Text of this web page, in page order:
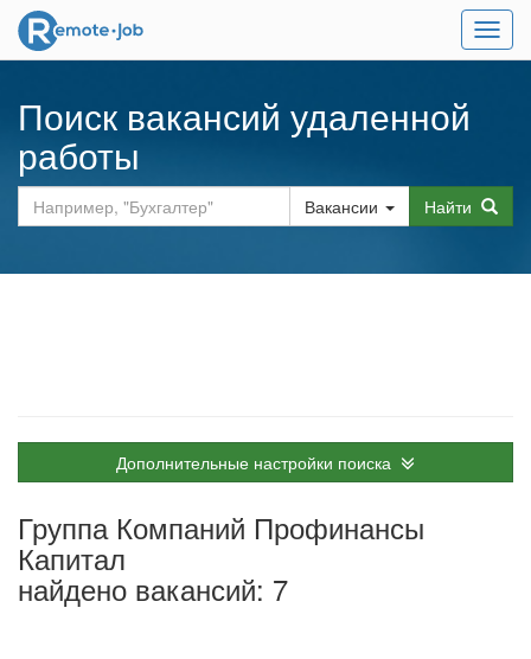
Меню
Поиск вакансий удаленной
работы
Вакансии Найти
Дополнительные настройки поиска
Группа Компаний Профинансы
Капитал
найдено вакансий: 7